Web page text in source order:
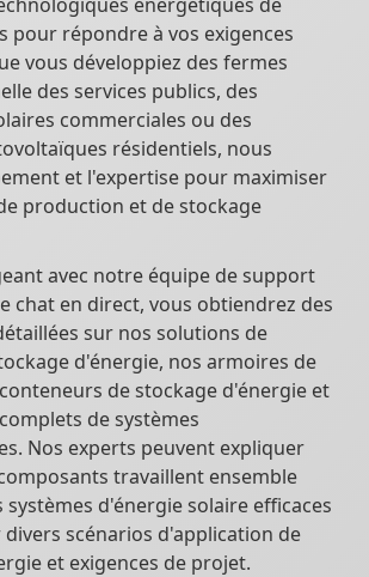
pour répondre à vos exigences
vous développiez des fermes
des services publics, des
commerciales ou des
résidentiels, nous
et l'expertise pour maximiser
production et de stockage
avec notre équipe de support
chat en direct, vous obtiendrez des
sur nos solutions de
d'énergie, nos armoires de
de stockage d'énergie et
de systèmes
Nos experts peuvent expliquer
travaillent ensemble
d'énergie solaire efficaces
scénarios d'application de
et exigences de projet.